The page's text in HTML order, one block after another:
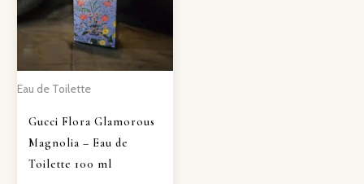
Eau de Toilette
Gucci Flora Glamorous
Magnolia – Eau de
Toilette 100 ml